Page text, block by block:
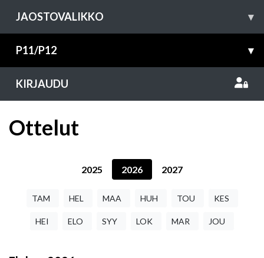
JAOSTOVALIKKO ▾
P11/P12 ▾
KIRJAUDU
Ottelut
2025 2026 2027
TAM HEL MAA HUH TOU KES
HEI ELO SYY LOK MAR JOU